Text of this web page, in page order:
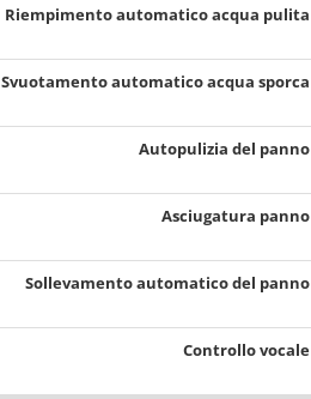
Riempimento automatico acqua pulita
Svuotamento automatico acqua sporca
Autopulizia del panno
Asciugatura panno
Sollevamento automatico del panno
Controllo vocale